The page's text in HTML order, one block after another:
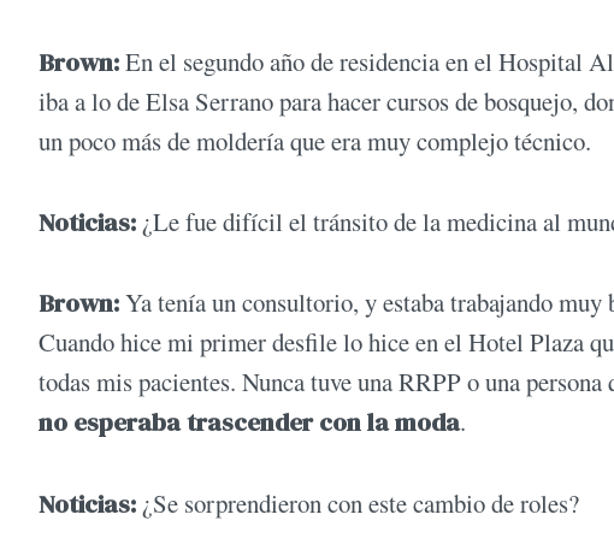
Brown:En el segundo año de residencia en el Hospital
iba a lo de Elsa Serrano para hacer cursos de bosquejo,
un poco más de moldería que era muy complejo técnico.
Noticias: ¿Le fue difícil el tránsito de la medicina al
Brown:Ya tenía un consultorio, y estaba trabajando
Cuando hice mi primer desfile lo hice en el Hotel Plaza
todas mis pacientes. Nunca tuve una RRPP o una
no esperaba trascender con la moda.
Noticias: ¿Se sorprendieron con este cambio de roles?